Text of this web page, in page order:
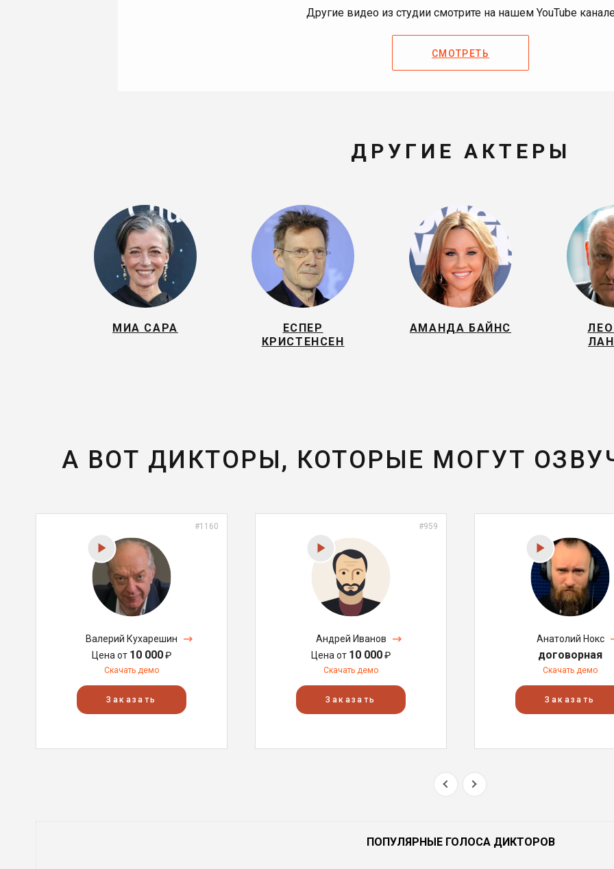
Другие видео из студии смотрите на нашем YouTube
СМОТРЕТЬ
ДРУГИЕ АКТЕРЫ
МИА САРА
ЕСПЕР
КРИСТЕНСЕН
АМАНДА БАЙНС
А ВОТ ДИКТОРЫ, КОТОРЫЕ МОГУТ
#1160
Валерий Кухарешин
Цена от 10 000₽
Скачать демо
Заказать
#959
Андрей Иванов
Цена от 10 000₽
Скачать демо
Заказать
Анатолий Нокс
договорная
Скачать демо
Заказать
ПОПУЛЯРНЫЕ ГОЛОСА ДИКТОРОВ